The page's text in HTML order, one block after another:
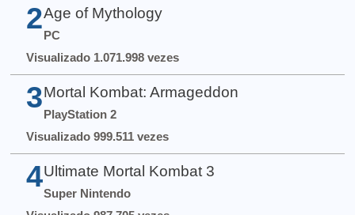
2 Age of Mythology
PC
Visualizado 1.071.998 vezes
3 Mortal Kombat: Armageddon
PlayStation 2
Visualizado 999.511 vezes
4 Ultimate Mortal Kombat 3
Super Nintendo